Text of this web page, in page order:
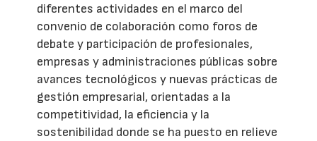
diferentes actividades en el marco del
convenio de colaboración como foros de
debate y participación de profesionales,
empresas y administraciones públicas sobre
avances tecnológicos y nuevas prácticas de
gestión empresarial, orientadas a la
competitividad, la eficiencia y la
sostenibilidad donde se ha puesto en relieve